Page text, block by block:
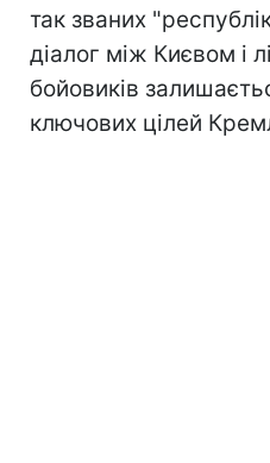
так званих
діалог між Києвом і
бойовиків
ключових цілей